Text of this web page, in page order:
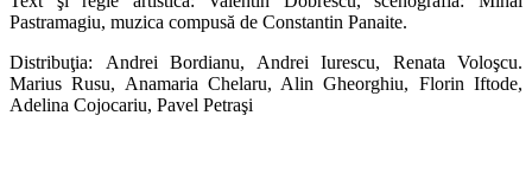
Pastramagiu, muzica compusă de Constantin Panaite.
Distribuţia: Andrei Bordianu, Andrei Iurescu, Renata Voloşcu.
Marius Rusu, Anamaria Chelaru, Alin Gheorghiu, Florin Iftode,
Adelina Cojocariu, Pavel Petraşi